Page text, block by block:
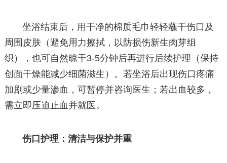
坐浴结束后，用干净的棉质毛巾轻轻蘸干伤口及
周围皮肤（避免用力擦拭，以防损伤新生肉芽组
织），也可自然晾干3-5分钟后再进行后续护理（保持
创面干燥能减少细菌滋生）。若坐浴后出现伤口疼痛
加剧或少量渗血，可暂停并咨询医生；若出血较多，
需立即压迫止血并就医。
伤口护理：清洁与保护并重